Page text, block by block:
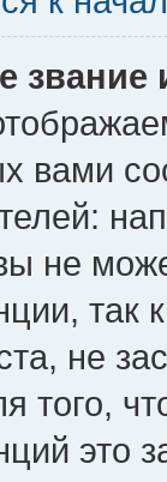
звание
вами
не
так
не
того,
это